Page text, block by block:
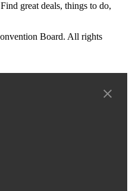
great deals, things to do,
Board. All rights